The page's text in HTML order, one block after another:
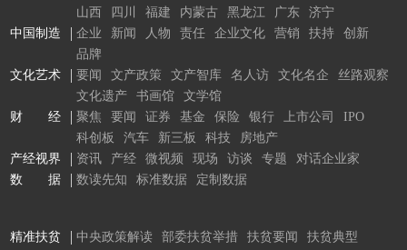
山西
四川 福建 内蒙古 黑龙江 广东
济宁
中国制造
企业 新闻 人物 责任 企业文化 营销 扶持
创新
品牌
文化艺术
要闻 文产政策 文产智库 名人访 文化名企
丝路观察
文化遗产
书画馆
文学馆
财 经
聚焦 要闻 证券 基金 保险 银行 上市公司
IPO
科创板
汽车 新三板 科技
房地产
产经视界
资讯 产经 微视频 现场 访谈 专题
对话企业家
数 据
数读先知 标准数据 定制数据
精准扶贫 中央政策解读 部委扶贫举措 扶贫要闻
扶贫典型